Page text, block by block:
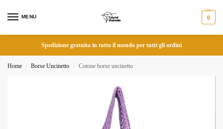
MENU 0
Spedizione gratuita in tutto il mondo per tutti gli ordini
Home / Borse Uncinetto / Cotone borse uncinetto